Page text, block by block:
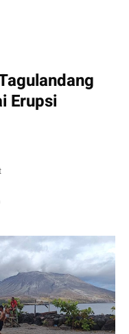
Erupsi